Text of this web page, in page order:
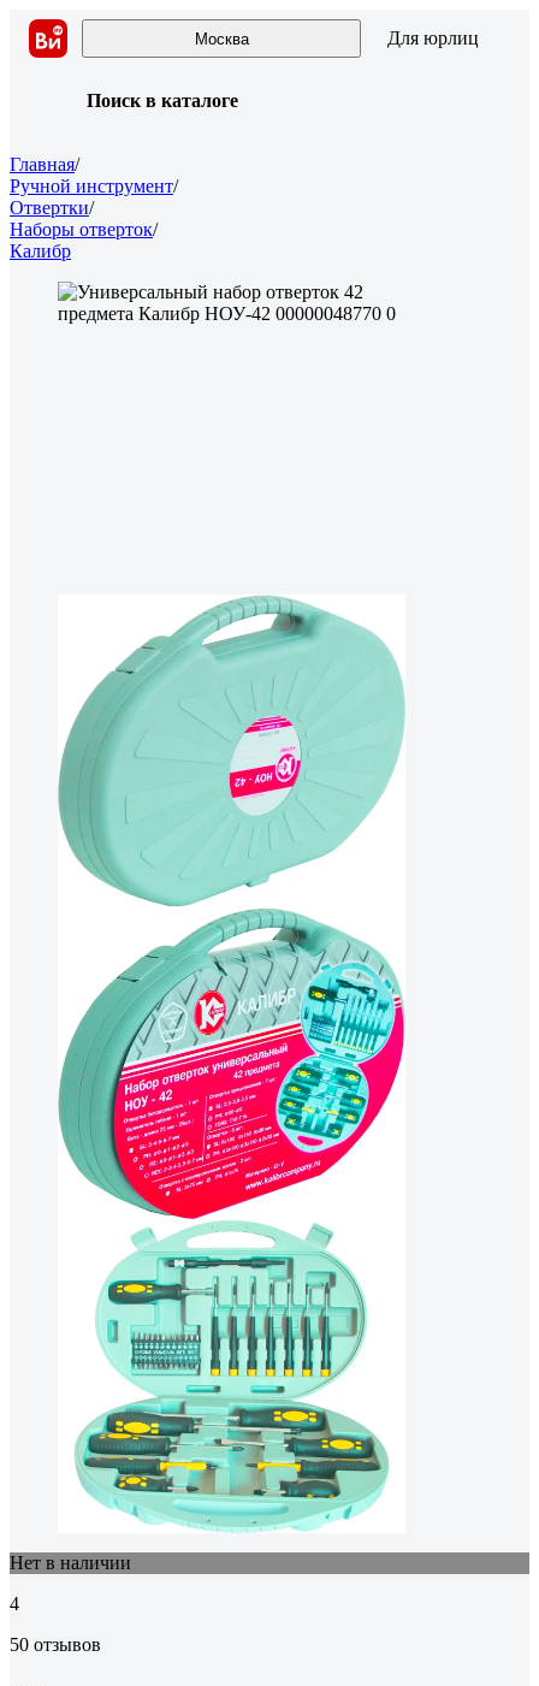
Москва Для юрлиц
Поиск в каталоге
Главная/
Ручной инструмент/
Отвертки/
Наборы отверток/
Калибр
Нет в наличии
4
50 отзывов